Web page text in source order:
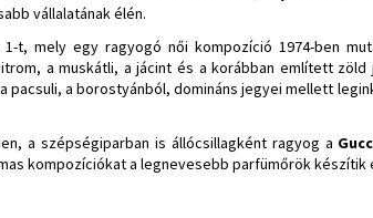
vállalatának élén.
t, mely egy ragyogó női kompozíció 1974-ben
a muskátli, a jácint és a korábban említett
pacsuli, a borostyánból, domináns jegyei mellett
a szépségiparban is állócsillagként ragyog a
kompozíciókat a legnevesebb parfümőrök készítik